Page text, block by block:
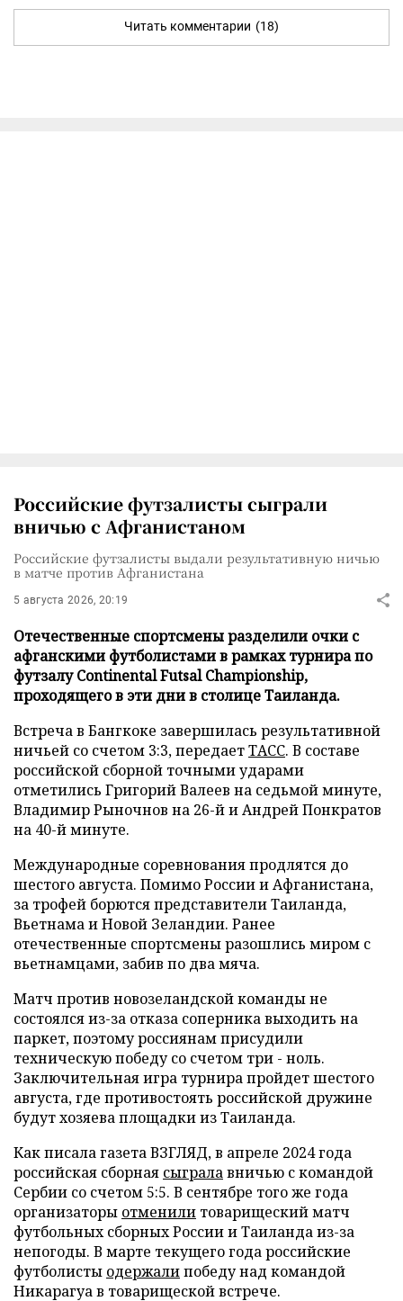
Читать комментарии (18)
Российские футзалисты сыграли
вничью с Афганистаном
Российские футзалисты выдали результативную ничью
в матче против Афганистана
5 августа 2026, 20:19
Отечественные спортсмены разделили очки с
афганскими футболистами в рамках турнира по
футзалу Continental Futsal Championship,
проходящего в эти дни в столице Таиланда.
Встреча в Бангкоке завершилась результативной
ничьей со счетом 3:3, передаетТАСС. В составе
российской сборной точными ударами
отметились Григорий Валеев на седьмой минуте,
Владимир Рыночнов на 26-й и Андрей Понкратов
на 40-й минуте.
Международные соревнования продлятся до
шестого августа. Помимо России и Афганистана,
за трофей борются представители Таиланда,
Вьетнама и Новой Зеландии. Ранее
отечественные спортсмены разошлись миром с
вьетнамцами, забив по два мяча.
Матч против новозеландской команды не
состоялся из-за отказа соперника выходить на
паркет, поэтому россиянам присудили
техническую победу со счетом три - ноль.
Заключительная игра турнира пройдет шестого
августа, где противостоять российской дружине
будут хозяева площадки из Таиланда.
Как писала газета ВЗГЛЯД, в апреле 2024 года
российская сборная сыгралавничью с командой
Сербии со счетом 5:5. В сентябре того же года
организаторы отменили товарищеский матч
футбольных сборных России и Таиланда из-за
непогоды. В марте текущего года российские
футболисты одержалипобеду над командой
Никарагуа в товарищеской встрече.